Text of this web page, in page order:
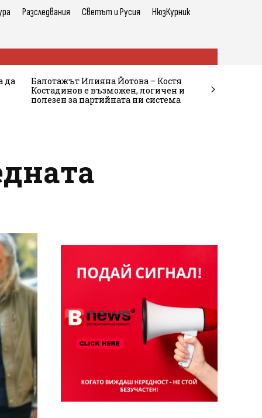
Разследвания Светът и Русия НюзКурник
да
Балотажът Илияна Йотова – Костя
Костадинов е възможен, логичен и
полезен за партийната ни система